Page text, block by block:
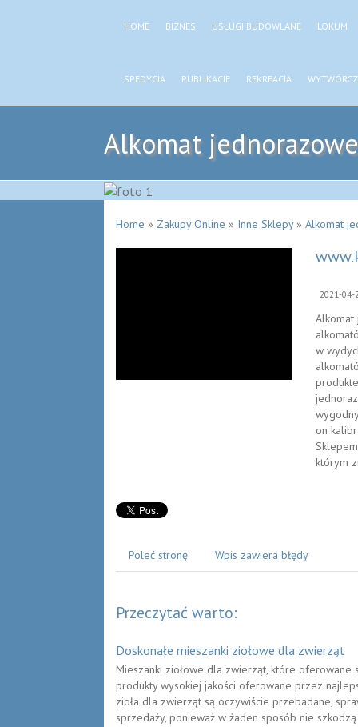
HOME BIZNES USŁUGI BUDOWLANE LOKUM
SPEDYCJA PUBLIKACJE REKREACJA
Alkomat
Home » Zakupy Online » Inne Sklepy» Alkomat
2021-04-
Alkomat
w
on
którym
Poleć stronę Wpis zawiera błędy
Przeczytać warto:
Doskonałe mieszanki ziołowe dla zwierząt
Mieszanki ziołowe dla zwierząt, które
produkty wysokiej jakości oferowane przez
zioła dla zwierząt są oczywiście przebadane,
sprzedaży, ponieważ w żaden sposób nie